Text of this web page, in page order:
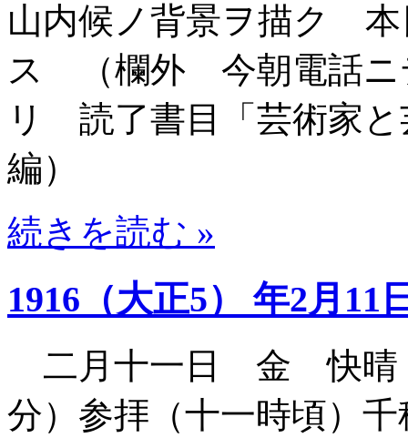
山内候ノ背景ヲ描ク 本
ス （欄外 今朝電話ニ
リ 読了書目「芸術家と
編）
続きを読む »
1916（大正5） 年2月11
二月十一日 金 快晴
分）参拝（十一時頃）